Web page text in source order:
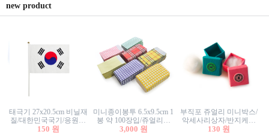
new product
태극기 27x20.5cm 비닐재
질/대한민국국기/응원깃
발/행사깃발
150 원
미니종이봉투 6.5x9.5cm 1
봉 약 100장입/쥬얼리봉
투/증명사진봉투/악세사
3,000 원
부직포 쥬얼리 미니박스/
악세사리상자/반지케이
스/반지상자/귀걸이상자/
130 원